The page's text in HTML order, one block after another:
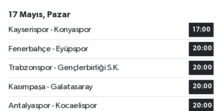
17 Mayıs, Pazar
Kayserispor - Konyaspor
17:00
Fenerbahçe - Eyüpspor 20:00
Trabzonspor - Gençlerbirliği S.K. 20:00
Kasımpaşa - Galatasaray 20:00
Antalyaspor - Kocaelispor 20:00